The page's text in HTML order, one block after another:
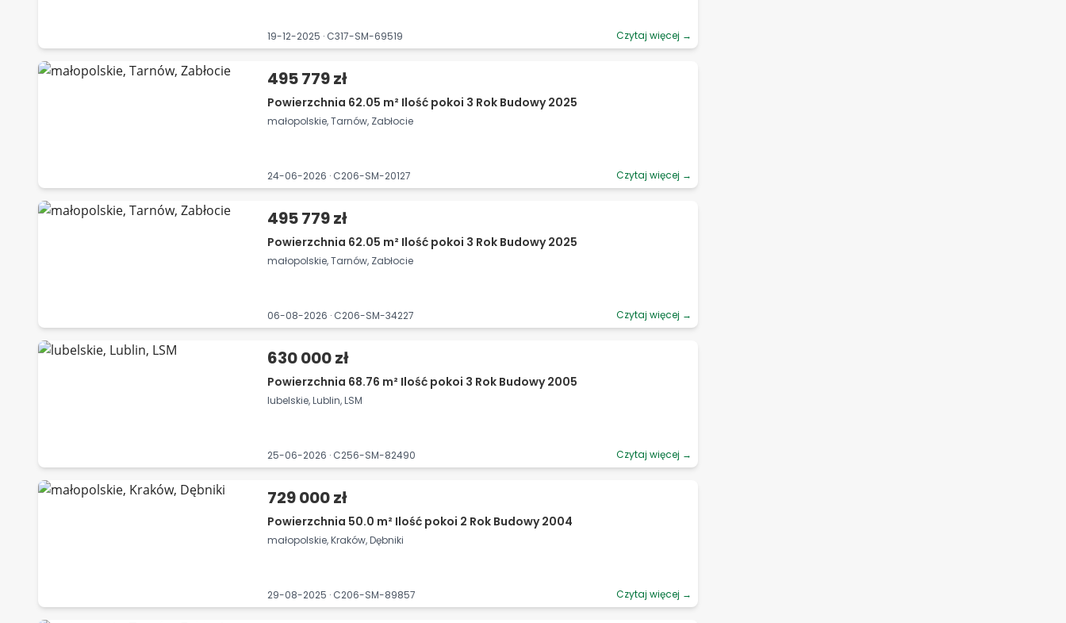
19-12-2025 · C317-SM-69519 Czytaj więcej →
495 779 zł
Powierzchnia 62.05 m² Ilość pokoi 3 Rok Budowy 2025
małopolskie, Tarnów, Zabłocie
24-06-2026 · C206-SM-20127 Czytaj więcej →
495 779 zł
Powierzchnia 62.05 m² Ilość pokoi 3 Rok Budowy 2025
małopolskie, Tarnów, Zabłocie
06-08-2026 · C206-SM-34227 Czytaj więcej →
630 000 zł
Powierzchnia 68.76 m² Ilość pokoi 3 Rok Budowy 2005
lubelskie, Lublin, LSM
25-06-2026 · C256-SM-82490 Czytaj więcej →
729 000 zł
Powierzchnia 50.0 m² Ilość pokoi 2 Rok Budowy 2004
małopolskie, Kraków, Dębniki
29-08-2025 · C206-SM-89857 Czytaj więcej →